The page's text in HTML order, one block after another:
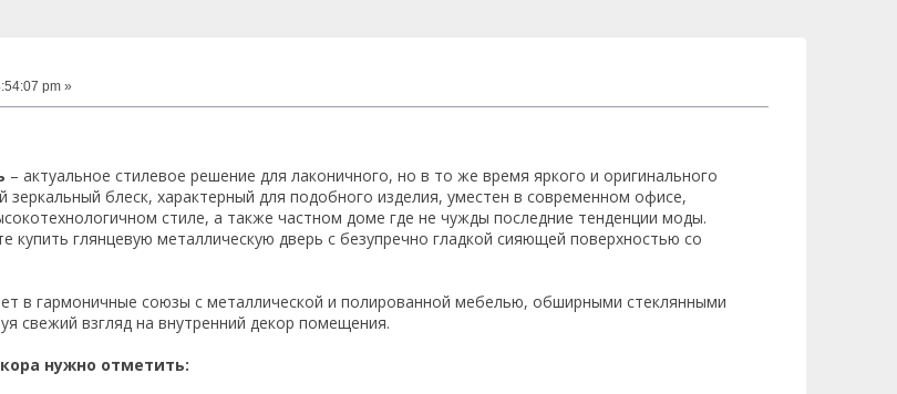
pm »
– актуальное стилевое решение для лаконичного, но в то же время яркого и оригинального
зеркальный блеск, характерный для подобного изделия, уместен в современном офисе,
стиле, а также частном доме где не чужды последние тенденции моды.
глянцевую металлическую дверь с безупречно гладкой сияющей поверхностью со
в гармоничные союзы с металлической и полированной мебелью, обширными стеклянными
свежий взгляд на внутренний декор помещения.
нужно отметить: